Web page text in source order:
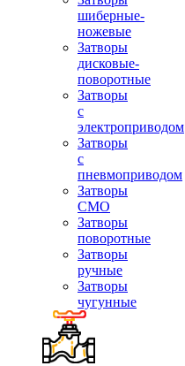
шиберные-
ножевые
Затворы
дисковые-
поворотные
Затворы
с
электроприводом
Затворы
с
пневмоприводом
Затворы
СМО
Затворы
поворотные
Затворы
ручные
Затворы
чугунные